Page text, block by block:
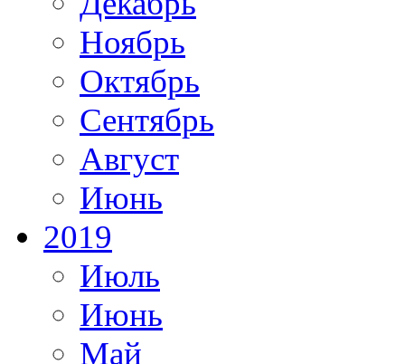
Ноябрь
Октябрь
Сентябрь
Август
Июнь
2019
Июль
Июнь
Май